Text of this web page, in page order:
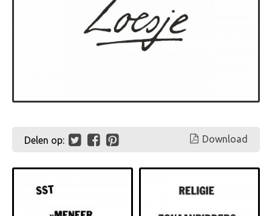
Delen op: Download